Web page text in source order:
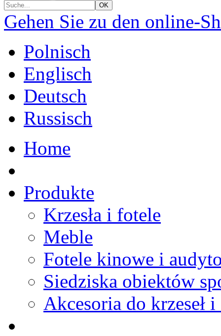
Gehen Sie zu den online-
Polnisch
Englisch
Deutsch
Russisch
Home
Produkte
Krzesła i fotele
Meble
Fotele kinowe i
Siedziska obiektów
Akcesoria do krzeseł